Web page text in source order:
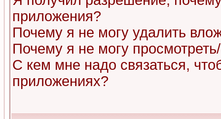
приложения?
Почему я не могу удалить
Почему я не могу
С кем мне надо связаться,
приложениях?